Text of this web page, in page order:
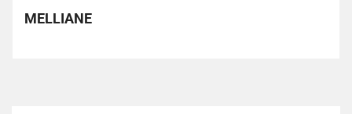
MELLIANE